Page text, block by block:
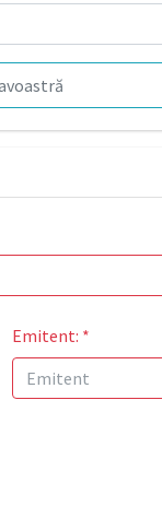
Emitent: *